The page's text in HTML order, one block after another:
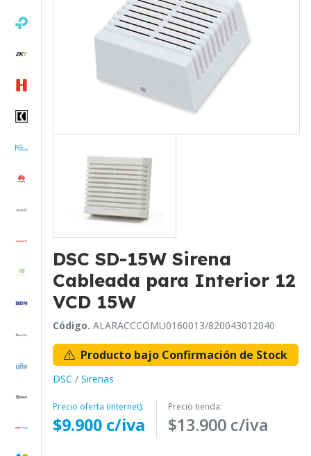
DSC SD-15W Sirena
Cableada para Interior 12
VCD 15W
Código. ALARACCCOMU0160013/820043012040
Producto bajo Confirmación de Stock
DSC / Sirenas
Precio oferta (internet):
$9.900 c/iva
Precio tienda:
$13.900 c/iva